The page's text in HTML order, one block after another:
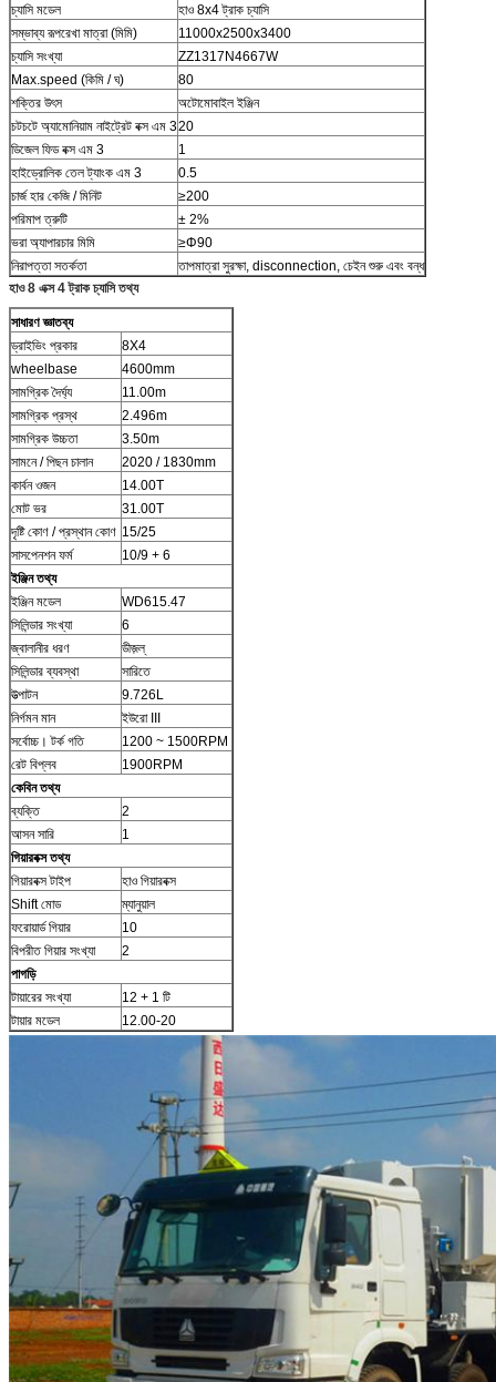
চ্যাসি মডেল
হাও 8x4 ট্রাক চ্যাসি
সম্ভাব্য রূপরেখা মাত্রা (মিমি)
11000x2500x3400
চ্যাসি সংখ্যা
ZZ1317N4667W
Max.speed (কিমি / ঘ)
80
শক্তির উৎস
অটোমোবাইল ইঞ্জিন
চটচটে অ্যামোনিয়াম নাইট্রেট বক্স এম 320
ডিজেল ফিড বক্স এম 3
1
হাইড্রোলিক তেল ট্যাংক এম 3
0.5
চার্জ হার কেজি / মিনিট
≥200
পরিমাপ ত্রুটি
± 2%
ভরা অ্যাপারচার মিমি
≥Φ90
নিরাপত্তা সতর্কতা
তাপমাত্রা সুরক্ষা, disconnection, চেইন শুরু এবং বন্ধ
হাও 8 এক্স 4 ট্রাক চ্যাসি তথ্য
সাধারণ জ্ঞাতব্য
ড্রাইভিং প্রকার
8X4
wheelbase
4600mm
সামগ্রিক দৈর্ঘ্য
11.00m
সামগ্রিক প্রস্থ
2.496m
সামগ্রিক উচ্চতা
3.50m
সামনে / পিছন চালান
2020 / 1830mm
কার্বন ওজন
14.00T
মোট ভর
31.00T
দৃষ্টি কোণ / প্রস্থান কোণ 15/25
সাসপেনশন ফর্ম
10/9 + 6
ইঞ্জিন তথ্য
ইঞ্জিন মডেল
WD615.47
সিলিন্ডার সংখ্যা
6
জ্বালানীর ধরণ
ডীজ়ল্
সিলিন্ডার ব্যবস্থা
সারিতে
উত্পাটন
9.726L
নির্গমন মান
ইউরো III
সর্বোচ্চ। টর্ক গতি
1200 ~ 1500RPM
রেট বিপ্লব
1900RPM
কেবিন তথ্য
ব্যক্তি
2
আসন সারি
1
গিয়ারবক্স তথ্য
গিয়ারবক্স টাইপ
হাও গিয়ারবক্স
Shift মোড
ম্যানুয়াল
ফরোয়ার্ড গিয়ার
10
বিপরীত গিয়ার সংখ্যা
2
পাগড়ি
টায়ারের সংখ্যা
12 + 1 টি
টায়ার মডেল
12.00-20